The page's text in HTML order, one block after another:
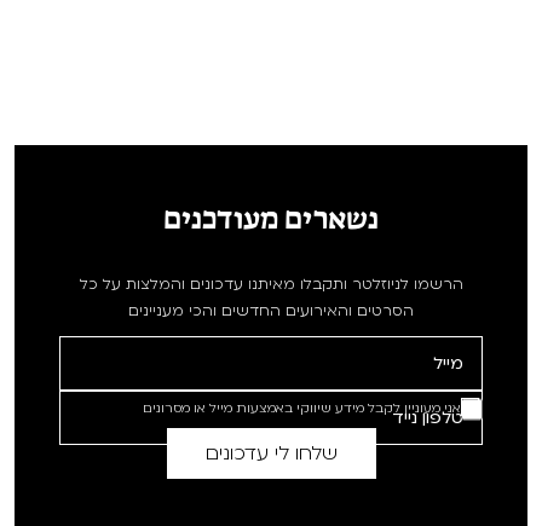
נשארים מעודכנים
הרשמו לניוזלטר ותקבלו מאיתנו עדכונים והמלצות על כל
הסרטים והאירועים החדשים והכי מעניינים
אני מעוניין לקבל מידע שיווקי באמצעות מייל או מסרונים